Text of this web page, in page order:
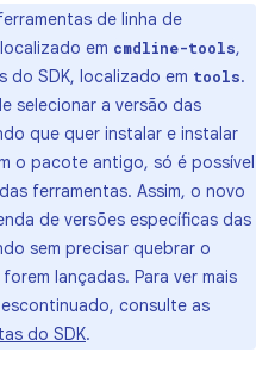
de linha de
em cmdline-tools,
do SDK, localizado em tools.
selecionar a versão das
que quer instalar e instalar
o pacote antigo, só é possível
ferramentas. Assim, o novo
de versões específicas das
sem precisar quebrar o
lançadas. Para ver mais
consulte as
do SDK.